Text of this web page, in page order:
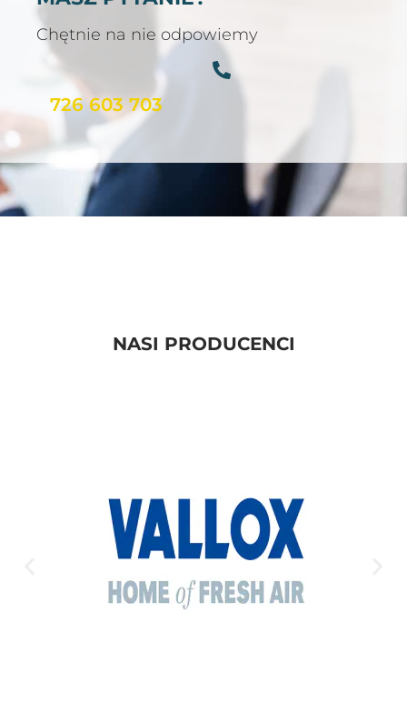
Chętnie na nie odpowiemy
726 603 703
NASI PRODUCENCI